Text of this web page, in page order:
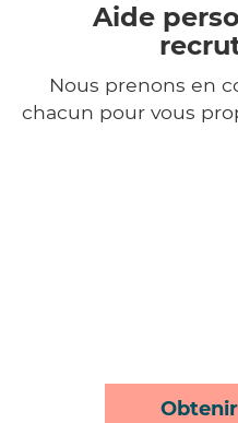
Aide
Nous prenons en
chacun pour vous